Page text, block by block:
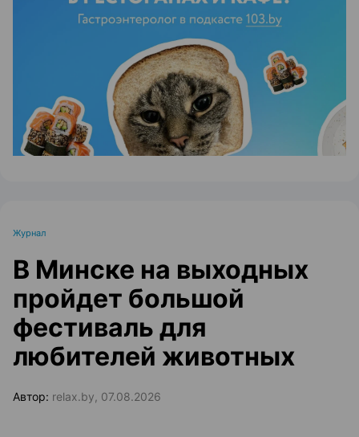
ЭФФЕКТИВНАЯ РЕКЛАМА НА САЙТЕ
Журнал
В Минске на выходных
пройдет большой
фестиваль для
любителей животных
Автор: relax.by, 07.08.2026